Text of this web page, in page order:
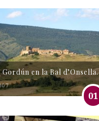
en la Bal d’Onsella.
01